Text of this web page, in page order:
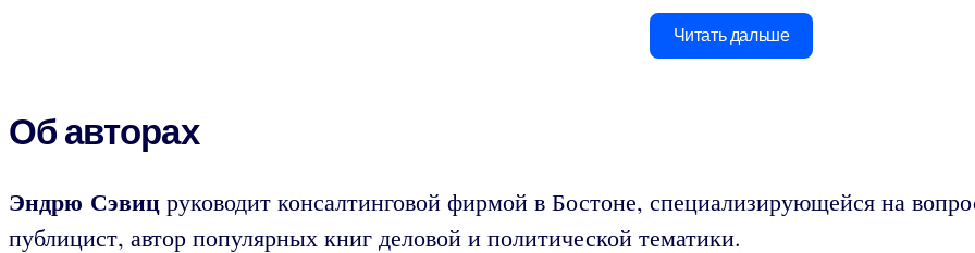
Читать дальше
Об авторах
Эндрю Сэвиц руководит консалтинговой фирмой в Бостоне, специализирующейся на
публицист, автор популярных книг деловой и политической тематики.